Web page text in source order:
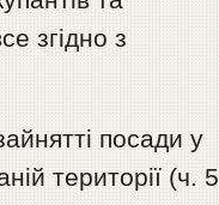
згідно з
посади у
території (ч. 5